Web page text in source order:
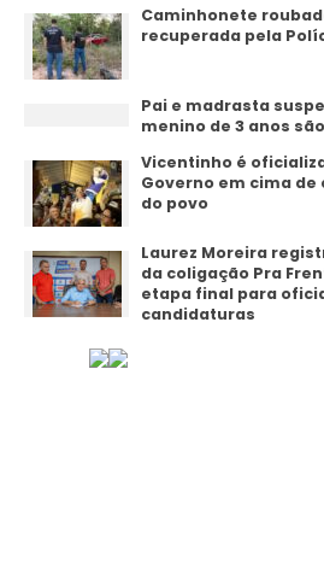
Caminhonete
recuperada pela
Pai e madrasta
menino de 3 anos
Vicentinho é
Governo em cima
do povo
Laurez Moreira
da coligação Pra
etapa final para
candidaturas